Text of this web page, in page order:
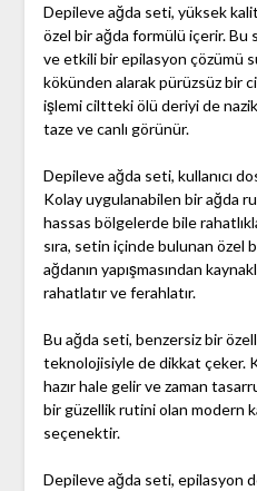
Depileve ağda seti, yüksek
özel bir ağda formülü içerir. Bu
ve etkili bir epilasyon çözümü
kökünden alarak pürüzsüz bir
işlemi ciltteki ölü deriyi de
taze ve canlı görünür.
Depileve ağda seti, kullanıcı
Kolay uygulanabilen bir ağda
hassas bölgelerde bile
sıra, setin içinde bulunan özel
ağdanın yapışmasından
rahatlatır ve ferahlatır.
Bu ağda seti, benzersiz bir
teknolojisiyle de dikkat çeker.
hazır hale gelir ve zaman
bir güzellik rutini olan modern
seçenektir.
Depileve ağda seti, epilasyon